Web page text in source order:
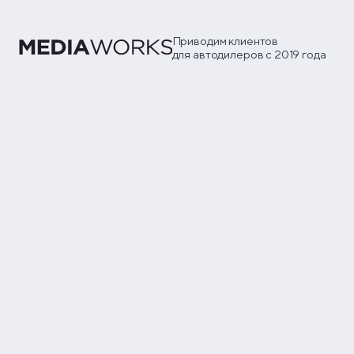
Приводим клиентов
для автодилеров с 2019 года